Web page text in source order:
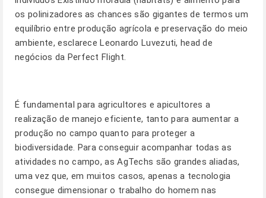
os polinizadores as chances são gigantes de termos um
equilíbrio entre produção agrícola e preservação do meio
ambiente, esclarece Leonardo Luvezuti, head de
negócios da Perfect Flight.
É fundamental para agricultores e apicultores a
realização de manejo eficiente, tanto para aumentar a
produção no campo quanto para proteger a
biodiversidade. Para conseguir acompanhar todas as
atividades no campo, as AgTechs são grandes aliadas,
uma vez que, em muitos casos, apenas a tecnologia
consegue dimensionar o trabalho do homem nas